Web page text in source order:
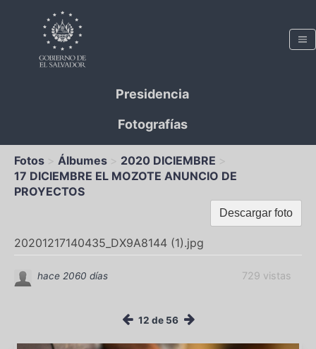
Presidencia
Fotografías
Fotos Álbumes
2020 DICIEMBRE
17 DICIEMBRE EL MOZOTE ANUNCIO DE
PROYECTOS
Descargar foto
20201217140435_DX9A8144 (1).jpg
729 vistas
hace 2060 días
12 de 56